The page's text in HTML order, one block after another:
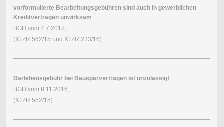
vorformulierte Bearbeitungsgebühren sind auch in gewerblichen
Kreditverträgen unwirksam
BGH vom 4.7.2017,
(XI ZR 562/15 und XI ZR 233/16)
Darlehensgebühr bei Bausparverträgen ist unzulässig!
BGH vom 8.11.2016,
(XI ZR 552/15)